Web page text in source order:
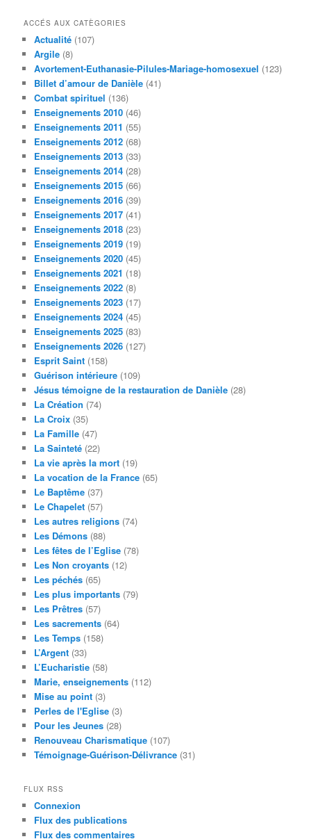
h
c
h
e
ACCÉS AUX CATÈGORIES
Actualité (107)
Argile (8)
Avortement-Euthanasie-Pilules-Mariage-homosexuel (123)
Billet d’amour de Danièle (41)
Combat spirituel (136)
Enseignements 2010 (46)
Enseignements 2011 (55)
Enseignements 2012 (68)
Enseignements 2013 (33)
Enseignements 2014 (28)
Enseignements 2015 (66)
Enseignements 2016 (39)
Enseignements 2017 (41)
Enseignements 2018 (23)
Enseignements 2019 (19)
Enseignements 2020 (45)
Enseignements 2021 (18)
Enseignements 2022 (8)
Enseignements 2023 (17)
Enseignements 2024 (45)
Enseignements 2025 (83)
Enseignements 2026 (127)
Esprit Saint (158)
Guérison intérieure (109)
Jésus témoigne de la restauration de Danièle (28)
La Création (74)
La Croix (35)
La Famille (47)
La Sainteté (22)
La vie après la mort (19)
La vocation de la France (65)
Le Baptême (37)
Le Chapelet (57)
Les autres religions (74)
Les Démons (88)
Les fêtes de l’Eglise (78)
Les Non croyants (12)
Les péchés (65)
Les plus importants (79)
Les Prêtres (57)
Les sacrements (64)
Les Temps (158)
L’Argent (33)
L’Eucharistie (58)
Marie, enseignements (112)
Mise au point (3)
Perles de l'Eglise (3)
Pour les Jeunes (28)
Renouveau Charismatique (107)
Témoignage-Guérison-Délivrance (31)
FLUX RSS
Connexion
Flux des publications
Flux des commentaires